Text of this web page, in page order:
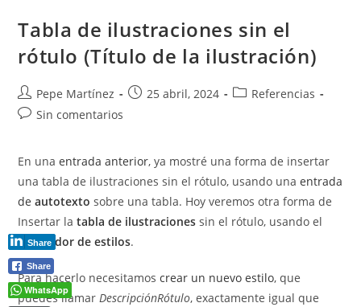
Referência
ABNT
10520/2023
Tabla de ilustraciones sin el
rótulo (Título de la ilustración)
Autor
de
Pepe Martínez
Publicación
25 abril, 2024
Categoría
Referencias
Comentarios
entrada:
Sin comentarios
En unaentrada anterior, ya mostré una forma de insertar
una tabla de ilustraciones sin el rótulo, usando unaentrada
deautotexto sobre una tabla. Hoy veremos otra forma de
Insertar latabla de ilustraciones sin el rótulo, usando el
separador de estilos.
Para hacerlo necesitamoscrear un nuevo estilo, que
puedes llamarDescripciónRótulo, exactamente igual que
Share
Share
WhatsApp